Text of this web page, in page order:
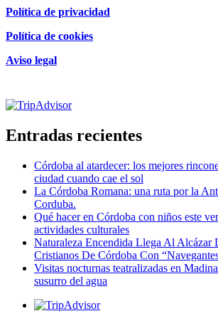
Política de privacidad
Política de cookies
Aviso legal
Entradas recientes
Córdoba al atardecer: los mejores
ciudad cuando cae el sol
La Córdoba Romana: una ruta por la
Corduba.
Qué hacer en Córdoba con niños este
actividades culturales
Naturaleza Encendida Llega Al Alcázar
Cristianos De Córdoba Con
Visitas nocturnas teatralizadas en
susurro del agua